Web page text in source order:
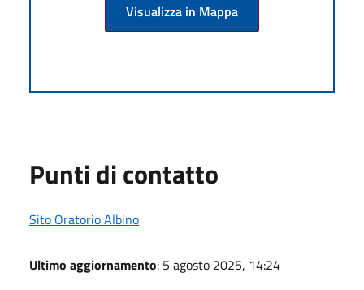
Visualizza in Mappa
Punti di contatto
Sito Oratorio Albino
Ultimo aggiornamento: 5 agosto 2025, 14:24